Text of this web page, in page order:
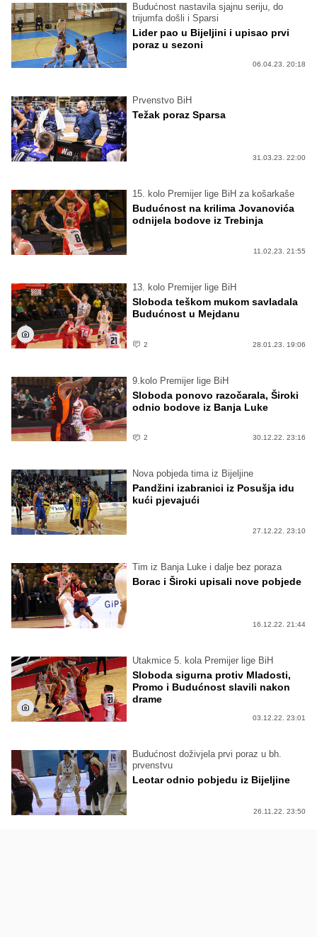
Budućnost nastavila sjajnu seriju, do
trijumfa došli i Sparsi
Lider pao u Bijeljini i upisao prvi
poraz u sezoni
06.04.23. 20:18
Prvenstvo BiH
Težak poraz Sparsa
31.03.23. 22:00
15. kolo Premijer lige BiH za košarkaše
Budućnost na krilima Jovanovića
odnijela bodove iz Trebinja
11.02.23. 21:55
13. kolo Premijer lige BiH
Sloboda teškom mukom savladala
Budućnost u Mejdanu
2 28.01.23. 19:06
9.kolo Premijer lige BiH
Sloboda ponovo razočarala, Široki
odnio bodove iz Banja Luke
2 30.12.22. 23:16
Nova pobjeda tima iz Bijeljine
Pandžini izabranici iz Posušja idu
kući pjevajući
27.12.22. 23:10
Tim iz Banja Luke i dalje bez poraza
Borac i Široki upisali nove pobjede
16.12.22. 21:44
Utakmice 5. kola Premijer lige BiH
Sloboda sigurna protiv Mladosti,
Promo i Budućnost slavili nakon
drame
03.12.22. 23:01
Budućnost doživjela prvi poraz u bh.
prvenstvu
Leotar odnio pobjedu iz Bijeljine
26.11.22. 23:50